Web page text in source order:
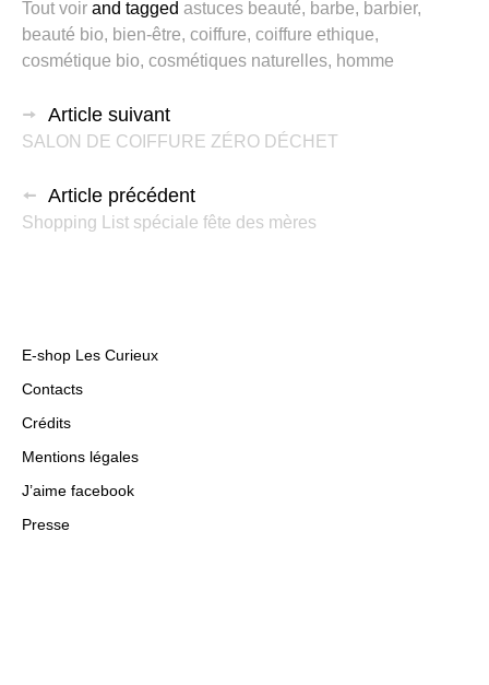
Tout voir and tagged astuces beauté, barbe, barbier,
beauté bio, bien-être, coiffure, coiffure ethique,
cosmétique bio, cosmétiques naturelles, homme
Article suivant
SALON DE COIFFURE ZÉRO DÉCHET
Article précédent
Shopping List spéciale fête des mères
E-shop Les Curieux
Contacts
Crédits
Mentions légales
J’aime facebook
Presse